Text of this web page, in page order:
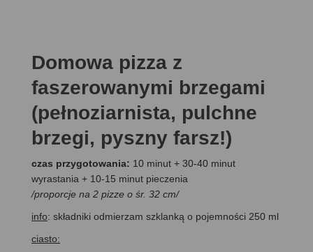
Domowa pizza z
faszerowanymi brzegami
(pełnoziarnista, pulchne
brzegi, pyszny farsz!)
czas przygotowania: 10 minut + 30-40 minut
wyrastania + 10-15 minut pieczenia
/proporcje na 2 pizze o śr. 32 cm/
info: składniki odmierzam szklanką o pojemności 250 ml
ciasto: